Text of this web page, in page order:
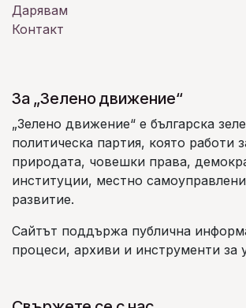
Дарявам
Контакт
За „Зелено движение“
„Зелено движение“ е българска
политическа партия, която работи
природата, човешки права,
институции, местно
развитие.
Сайтът поддържа публична
процеси, архиви и инструменти за